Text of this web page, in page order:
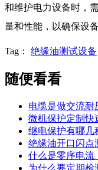
和维护电力设备时，
量和性能，以确保设
Tag： 绝缘油测试设备
随便看看
电缆是做交流耐
微机保护定制快
继电保护有哪几
绝缘油开口闪点
什么是零序电流
为什么要定期检